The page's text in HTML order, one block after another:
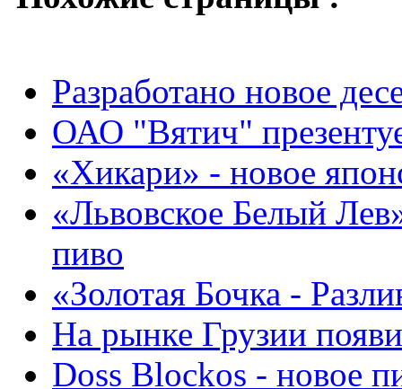
Разработано новое
ОАО "Вятич"
«Хикари» - новое
«Львовское Белый
пиво
«Золотая Бочка -
На рынке Грузии
Doss Blockos - новое